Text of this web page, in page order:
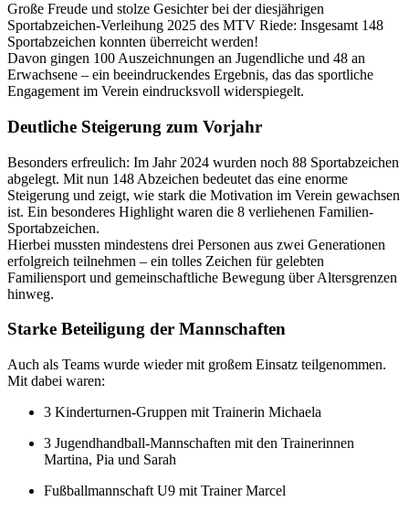
Große Freude und stolze Gesichter bei der diesjährigen
Sportabzeichen-Verleihung 2025 des MTV Riede: Insgesamt 148
Sportabzeichen konnten überreicht werden!
Davon gingen 100 Auszeichnungen an Jugendliche und 48 an
Erwachsene – ein beeindruckendes Ergebnis, das das sportliche
Engagement im Verein eindrucksvoll widerspiegelt.
Deutliche Steigerung zum Vorjahr
Besonders erfreulich: Im Jahr 2024 wurden noch 88 Sportabzeichen
abgelegt. Mit nun 148 Abzeichen bedeutet das eine enorme
Steigerung und zeigt, wie stark die Motivation im Verein gewachsen
ist. Ein besonderes Highlight waren die 8 verliehenen Familien-
Sportabzeichen.
Hierbei mussten mindestens drei Personen aus zwei Generationen
erfolgreich teilnehmen – ein tolles Zeichen für gelebten
Familiensport und gemeinschaftliche Bewegung über Altersgrenzen
hinweg.
Starke Beteiligung der Mannschaften
Auch als Teams wurde wieder mit großem Einsatz teilgenommen.
Mit dabei waren:
3 Kinderturnen-Gruppen mit Trainerin Michaela
3 Jugendhandball-Mannschaften mit den Trainerinnen
Martina, Pia und Sarah
Fußballmannschaft U9 mit Trainer Marcel